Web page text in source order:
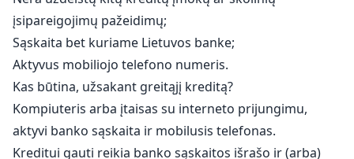
įsipareigojimų pažeidimų;
Sąskaita bet kuriame Lietuvos banke;
Aktyvus mobiliojo telefono numeris.
Kas būtina, užsakant greitąjį kreditą?
Kompiuteris arba įtaisas su interneto prijungimu,
aktyvi banko sąskaita ir mobilusis telefonas.
Kreditui gauti reikia banko sąskaitos išrašo ir (arba)